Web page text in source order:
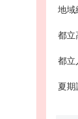
地域
都
都立
夏期